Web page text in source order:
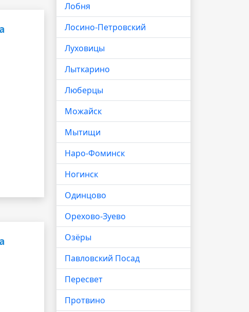
Лобня
Лосино-Петровский
Луховицы
Лыткарино
Люберцы
Можайск
Мытищи
Наро-Фоминск
Ногинск
Одинцово
Орехово-Зуево
Озёры
Павловский Посад
Пересвет
Протвино